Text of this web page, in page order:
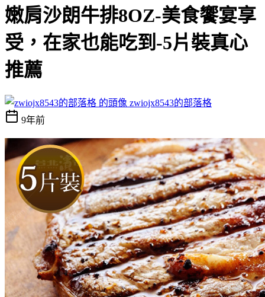
嫩肩沙朗牛排8OZ-美食饗宴享
受，在家也能吃到-5片裝真心
推薦
zwiojx8543的部落格
9年前